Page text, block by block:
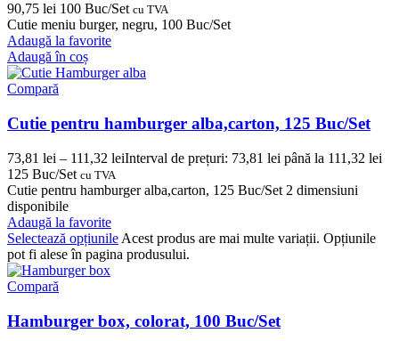
90,75 lei 100 Buc/Set cu TVA
Cutie meniu burger, negru, 100 Buc/Set
Adaugă la favorite
Adaugă în coș
Compară
Cutie pentru hamburger alba,carton, 125 Buc/Set
73,81 lei – 111,32 leiInterval de prețuri: 73,81 lei până la 111,32 lei
125 Buc/Set cu TVA
Cutie pentru hamburger alba,carton, 125 Buc/Set 2 dimensiuni
disponibile
Adaugă la favorite
Selectează opțiunile Acest produs are mai multe variații. Opțiunile
pot fi alese în pagina produsului.
Compară
Hamburger box, colorat, 100 Buc/Set